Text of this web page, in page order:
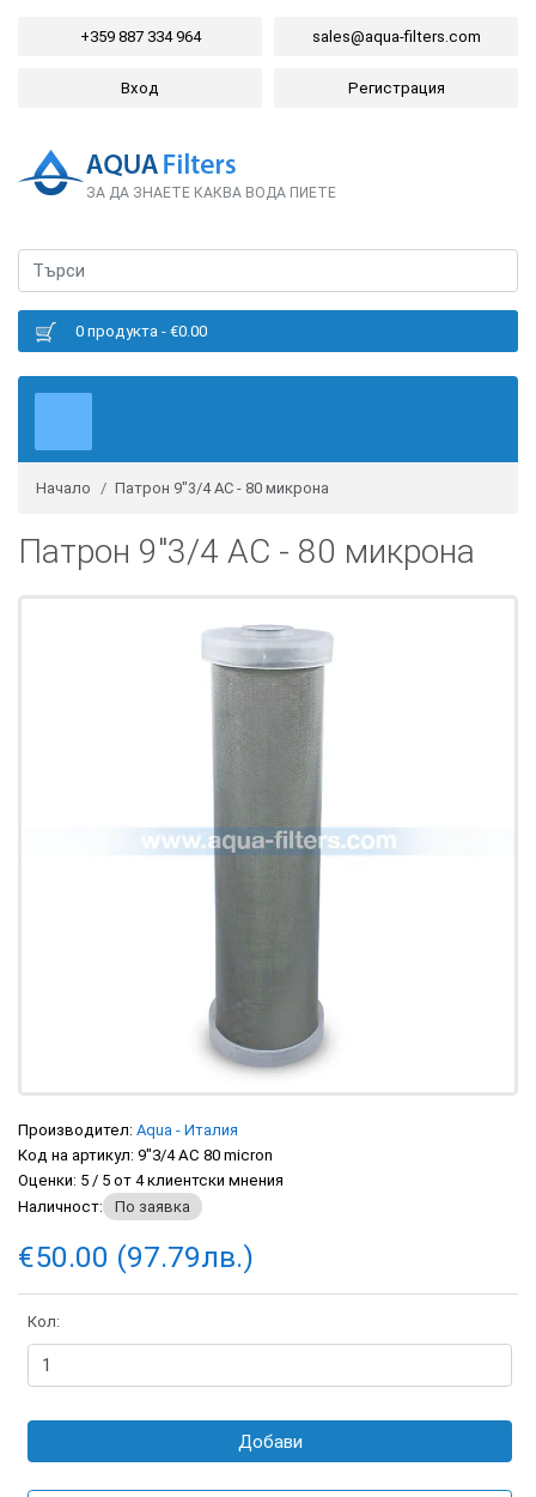
+359 887 334 964 sales@aqua-filters.com
Вход Регистрация
ЗА ДА ЗНАЕТЕ КАКВА ВОДА ПИЕТЕ
0 продукта - €0.00
Начало Патрон 9"3/4 AC - 80 микрона
Патрон 9"3/4 AC - 80 микрона
Производител: Aqua - Италия
Код на артикул: 9"3/4 AC 80 micron
Оценки: 5 / 5 от 4клиентски мнения
Наличност:
По заявка
€50.00 (97.79лв.)
Кол:
Добави